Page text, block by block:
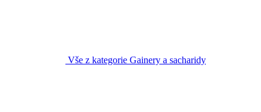
Vše z kategorie Gainery a sacharidy